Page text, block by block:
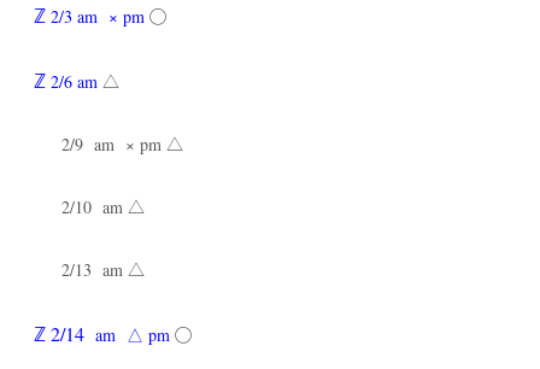
ℤ 2/3 am × pm ◯
ℤ 2/6 am △
2/9 am × pm △
2/10 am △
2/13 am △
ℤ2/14 am △ pm ◯